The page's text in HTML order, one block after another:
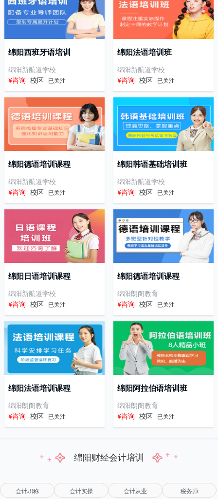
绵阳西班牙语培训
绵阳新航道学校
¥咨询 校区 已关注
绵阳法语培训班
绵阳新航道学校
¥咨询 校区 已关注
绵阳德语培训课程
绵阳新航道学校
¥咨询 校区 已关注
绵阳韩语基础培训班
绵阳新航道学校
¥咨询 校区 已关注
绵阳日语培训课程
绵阳新航道学校
¥咨询 校区 已关注
绵阳德语培训课程
绵阳朗阁教育
¥咨询 校区 已关注
绵阳法语培训课程
绵阳朗阁教育
¥咨询 校区 已关注
绵阳阿拉伯语培训班
绵阳朗阁教育
¥咨询 校区 已关注
绵阳财经会计培训
会计职称 会计实操 会计从业 税务师